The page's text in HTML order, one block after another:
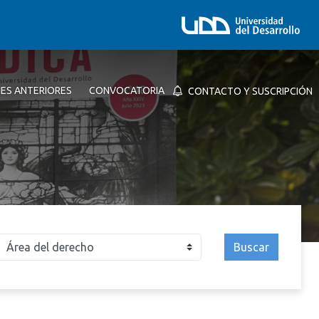
ANTERIORES CONVOCATORIA CONTACTO Y SUSCRIPCIÓN
Buscar